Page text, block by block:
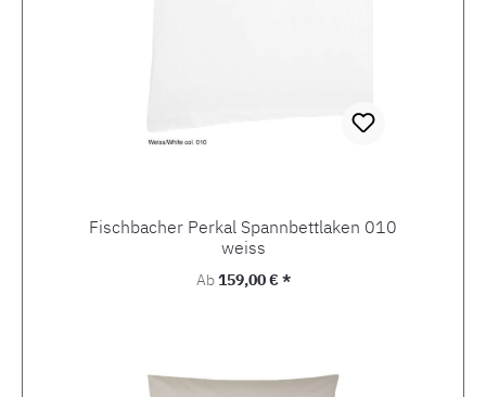
Fischbacher Perkal Spannbettlaken 010
weiss
Regulärer Preis:
Ab159,00 € *